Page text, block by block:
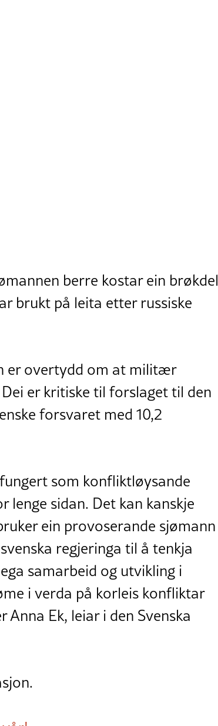
berre kostar ein brøkdel
brukt på leita etter russiske
er overtydd om at militær
er kritiske til forslaget til den
forsvaret med 10,2
som konfliktløysande
sidan. Det kan kanskje
ein provoserande sjømann
regjeringa til å tenkja
samarbeid og utvikling i
i verda på korleis konfliktar
Ek, leiar i den Svenska